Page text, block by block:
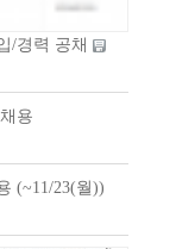
/경력 공채
용
(~11/23(월))